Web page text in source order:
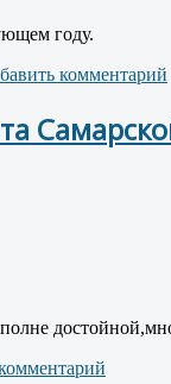
году.
комментарий